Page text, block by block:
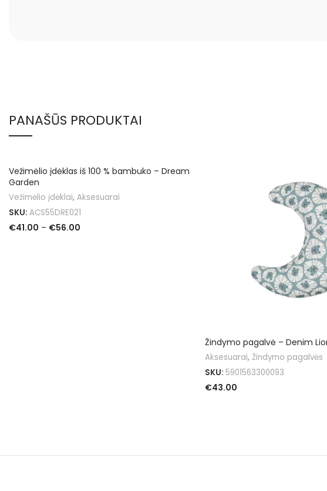
PANAŠŪS PRODUKTAI
Vežimėlio įdėklas iš 100 % bambuko – Dream
Garden
Vežimėlio įdėklai, Aksesuarai
SKU: ACS55DRE021
€41.00 – €56.00
Žindymo pagalvė – Denim
Aksesuarai, Žindymo pagalvės
SKU: 5901563300093
€43.00